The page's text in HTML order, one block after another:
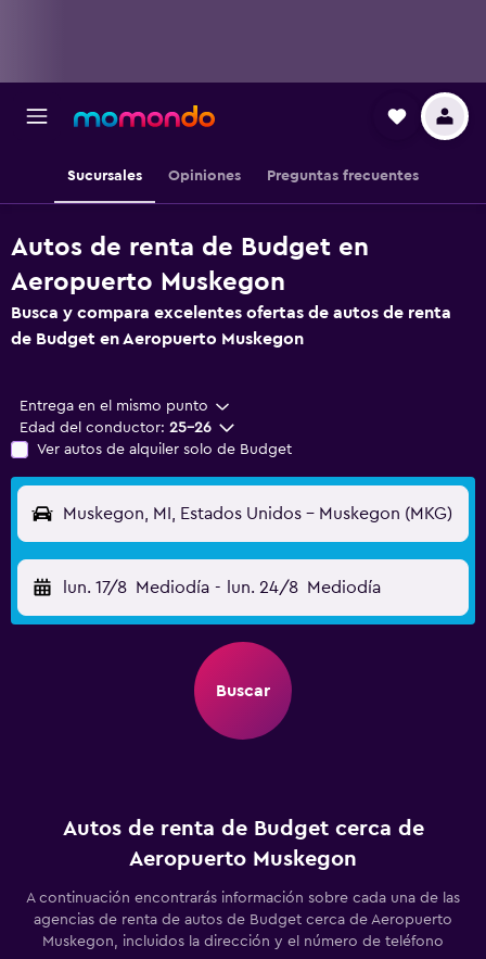
Sucursales Opiniones Preguntas frecuentes
Autos de renta de Budget en
Aeropuerto Muskegon
Busca y compara excelentes ofertas de autos de renta
de Budget en Aeropuerto Muskegon
Entrega en el mismo punto
Edad del conductor: 25-26
Ver autos de alquiler solo de Budget
Muskegon, MI, Estados Unidos - Muskegon (MKG)
lun. 17/8 Mediodía - lun. 24/8 Mediodía
Buscar
Autos de renta de Budget cerca de
Aeropuerto Muskegon
A continuación encontrarás información sobre cada una de las
agencias de renta de autos de Budget cerca de Aeropuerto
Muskegon, incluidos la dirección y el número de teléfono